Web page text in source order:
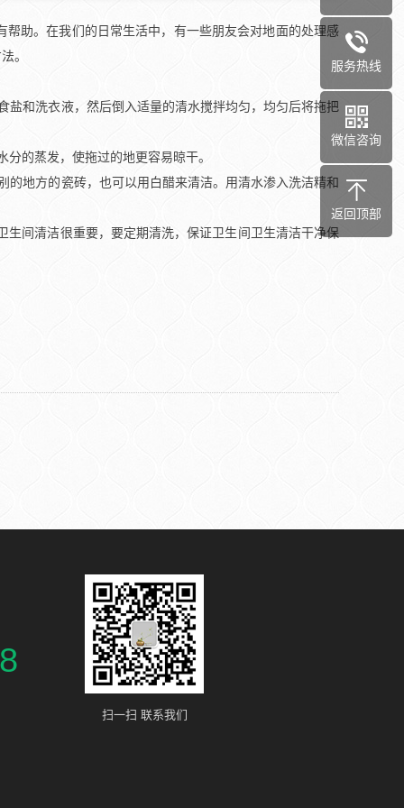
助。在我们的日常生活中，有一些朋友会对地面的处理感
。
和洗衣液，然后倒入适量的清水搅拌均匀，均匀后将拖把
的蒸发，使拖过的地更容易晾干。
地方的瓷砖，也可以用白醋来清洁。用清水渗入洗洁精和
间清洁很重要，要定期清洗，保证卫生间卫生清洁干净保
扫一扫 联系我们
服务热线
微信咨询
返回顶部